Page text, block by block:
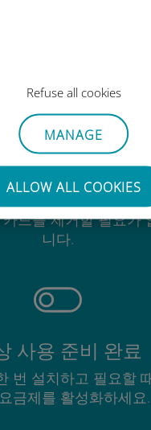
Refuse all cookies
MANAGE
ALLOW ALL COOKIES
간편한
드를 제거할 필요가
니다.
사용 준비 완료
번 설치하고 필요할
금제를 활성화하세요.